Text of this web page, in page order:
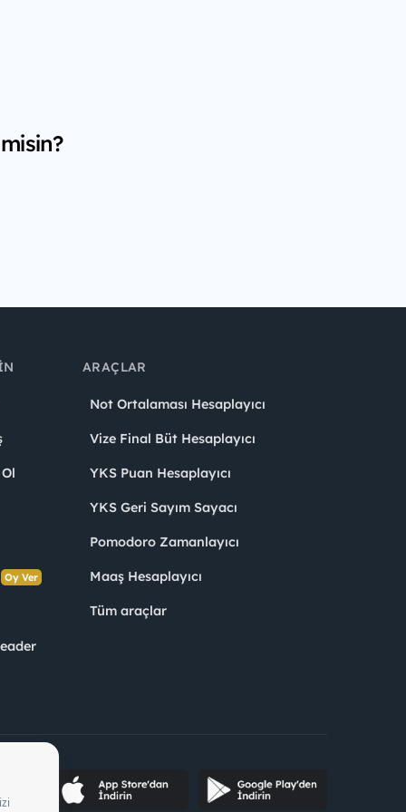
Oy Ver
ARAÇLAR
Not Ortalaması Hesaplayıcı
Vize Final Büt Hesaplayıcı
YKS Puan Hesaplayıcı
YKS Geri Sayım Sayacı
Pomodoro Zamanlayıcı
Maaş Hesaplayıcı
Tüm araçlar